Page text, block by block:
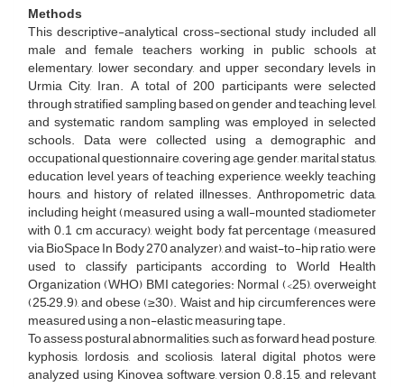
​​​​​​​Methods
This descriptive-analytical cross-sectional study included all
male and female teachers working in public schools at
elementary, lower secondary, and upper secondary levels in
Urmia City, Iran. A total of 200 participants were selected
through stratified sampling based on gender and teaching level,
and systematic random sampling was employed in selected
schools. Data were collected using a demographic and
occupational questionnaire, covering age, gender, marital status,
education level, years of teaching experience, weekly teaching
hours, and history of related illnesses. Anthropometric data,
including height (measured using a wall-mounted stadiometer
with 0.1 cm accuracy), weight, body fat percentage (measured
via BioSpace In Body 270 analyzer), and waist-to-hip ratio, were
used to classify participants according to World Health
Organization (WHO) BMI categories: Normal (<25), overweight
(25–29.9), and obese (≥30). Waist and hip circumferences were
measured using a non-elastic measuring tape.
To assess postural abnormalities, such as forward head posture,
kyphosis, lordosis, and scoliosis, lateral digital photos were
analyzed using Kinovea software, version 0.8.15, and relevant